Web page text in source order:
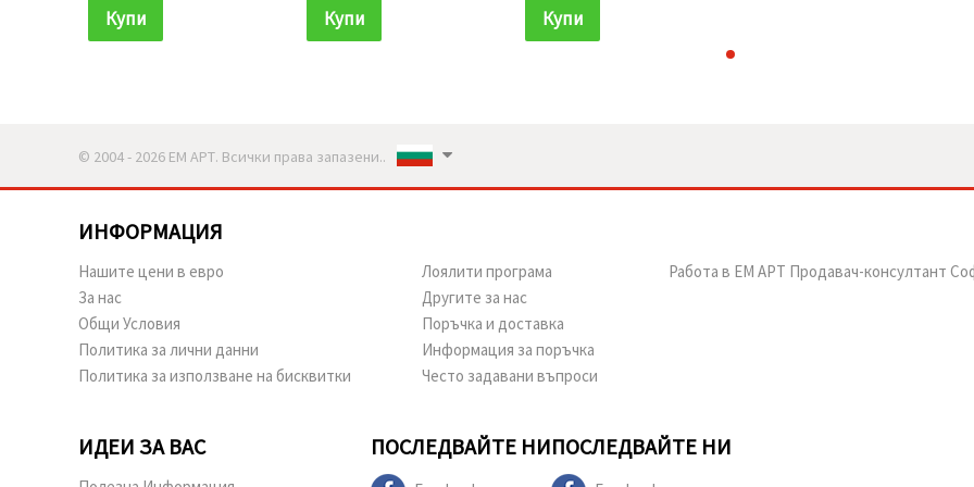
Купи Купи Купи
© 2004 - 2026 ЕМ АРТ. Всички права запазени..
ИНФОРМАЦИЯ
Нашите цени в евро
За нас
Общи Условия
Политика за лични данни
Политика за използване на бисквитки
Лоялити програма
Другите за нас
Поръчка и доставка
Информация за поръчка
Често задавани въпроси
Работа в ЕМ АРТ Продавач-консултант
ИДЕИ ЗА ВАС ПОСЛЕДВАЙТЕ НИПОСЛЕДВАЙТЕ НИ